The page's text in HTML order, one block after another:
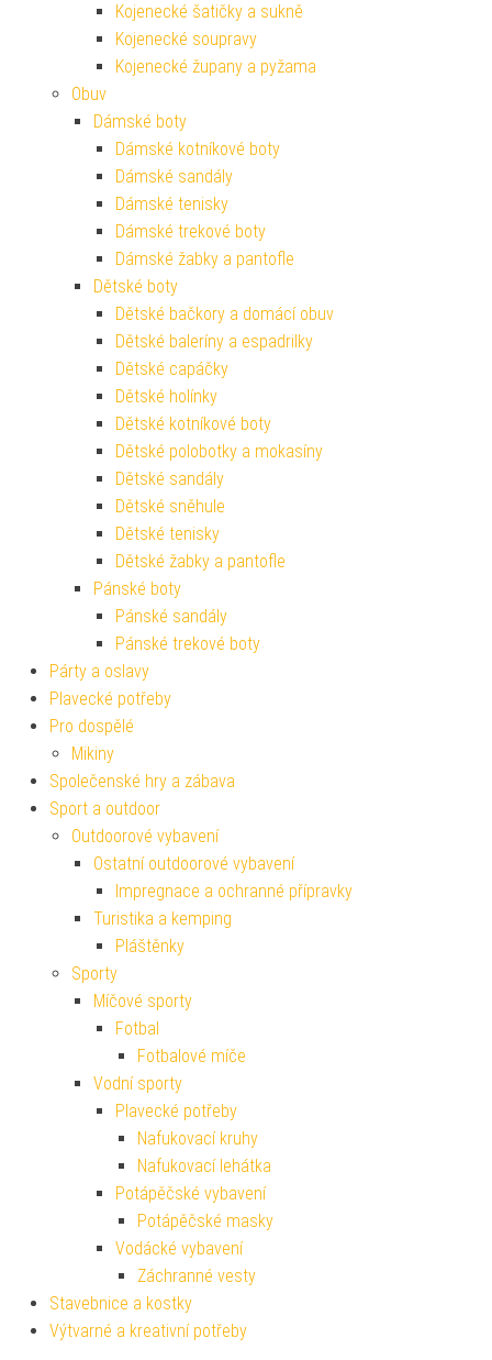
Kojenecké šatičky a sukně
Kojenecké soupravy
Kojenecké župany a pyžama
Obuv
Dámské boty
Dámské kotníkové boty
Dámské sandály
Dámské tenisky
Dámské trekové boty
Dámské žabky a pantofle
Dětské boty
Dětské bačkory a domácí obuv
Dětské baleríny a espadrilky
Dětské capáčky
Dětské holínky
Dětské kotníkové boty
Dětské polobotky a mokasíny
Dětské sandály
Dětské sněhule
Dětské tenisky
Dětské žabky a pantofle
Pánské boty
Pánské sandály
Pánské trekové boty
Párty a oslavy
Plavecké potřeby
Pro dospělé
Mikiny
Společenské hry a zábava
Sport a outdoor
Outdoorové vybavení
Ostatní outdoorové vybavení
Impregnace a ochranné přípravky
Turistika a kemping
Pláštěnky
Sporty
Míčové sporty
Fotbal
Fotbalové míče
Vodní sporty
Plavecké potřeby
Nafukovací kruhy
Nafukovací lehátka
Potápěčské vybavení
Potápěčské masky
Vodácké vybavení
Záchranné vesty
Stavebnice a kostky
Výtvarné a kreativní potřeby